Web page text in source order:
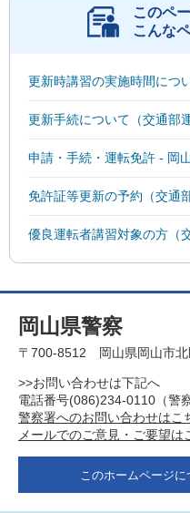
このペ
こんな
更新時講習の実施時間につ
更新手続について（交通部
申請・手続・運転免許 - 岡
免許証等更新の予約（交通
優良運転者講習対象の方（
岡山県警察
〒700-8512 岡山県岡山市北
>>お問い合わせは下記へ
電話番号(086)234-0110（警
警察署へのお問い合わせはこ
メールでのご意見・ご要望は
このホームページに